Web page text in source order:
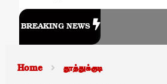
BREAKING NEWS
Home தூத்துக்குடி